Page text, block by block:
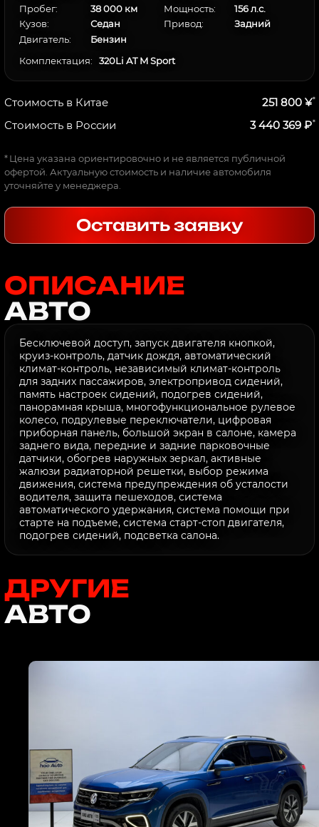
Пробег:
38 000 км
Кузов:
Седан
Двигатель:
Бензин
Мощность:
156 л.с.
Привод:
Задний
Комплектация: 320Li AT M Sport
Стоимость в Китае 251 800 ¥*
Стоимость в России 3 440 369 ₽*
*Цена указана ориентировочно и не является публичной
офертой. Актуальную стоимость и наличие автомобиля
уточняйте у менеджера.
Оставить заявку
ОПИСАНИЕ
АВТО
Бесключевой доступ, запуск двигателя кнопкой,
круиз-контроль, датчик дождя, автоматический
климат-контроль, независимый климат-контроль
для задних пассажиров, электропривод сидений,
память настроек сидений, подогрев сидений,
панорамная крыша, многофункциональное рулевое
колесо, подрулевые переключатели, цифровая
приборная панель, большой экран в салоне, камера
заднего вида, передние и задние парковочные
датчики, обогрев наружных зеркал, активные
жалюзи радиаторной решетки, выбор режима
движения, система предупреждения об усталости
водителя, защита пешеходов, система
автоматического удержания, система помощи при
старте на подъеме, система старт-стоп двигателя,
подогрев сидений, подсветка салона.
ДРУГИЕ
АВТО